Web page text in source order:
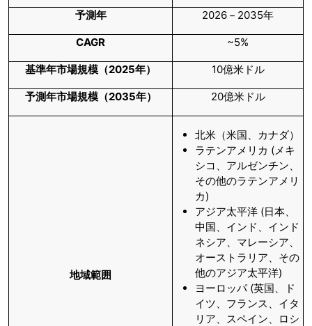
予測年 2026－2035年
CAGR ~5%
基準年市場規模（2025年） 10億米ドル
予測年市場規模（2035年） 20億米ドル
地域範囲
北米（米国、カナダ）
ラテンアメリカ (メキ
シコ、アルゼンチン、
その他のラテンアメリ
カ)
アジア太平洋 (日本、
中国、インド、インド
ネシア、マレーシア、
オーストラリア、その
他のアジア太平洋)
ヨーロッパ (英国、ド
イツ、フランス、イタ
リア、スペイン、ロシ